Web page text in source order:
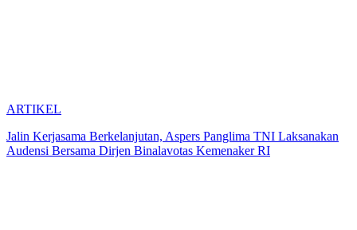
ARTIKEL
Jalin Kerjasama Berkelanjutan, Aspers Panglima TNI Laksanakan
Audensi Bersama Dirjen Binalavotas Kemenaker RI